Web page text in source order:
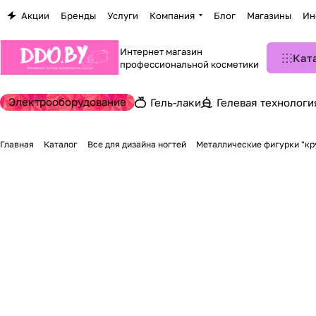
Акции Бренды Услуги Компания Блог Магазины
Интернет магазин
профессиональной косметики
Электрооборудование Гель-лаки Гелевая
Главная Каталог Все для дизайна ногтей Металлические фигурки